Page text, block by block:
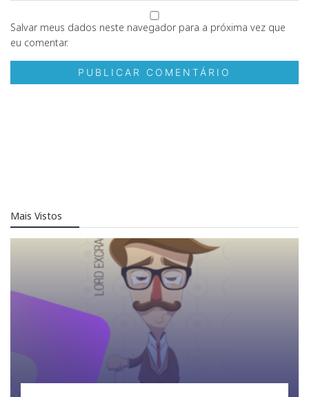
Salvar meus dados neste navegador para a próxima vez que
eu comentar.
Mais Vistos